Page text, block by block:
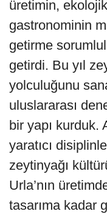
üretimin,
gastronominin
getirme
getirdi. Bu yıl
yolculuğunu
uluslararası
bir yapı kurduk.
yaratıcı
zeytinyağı
Urla’nın
tasarıma kadar